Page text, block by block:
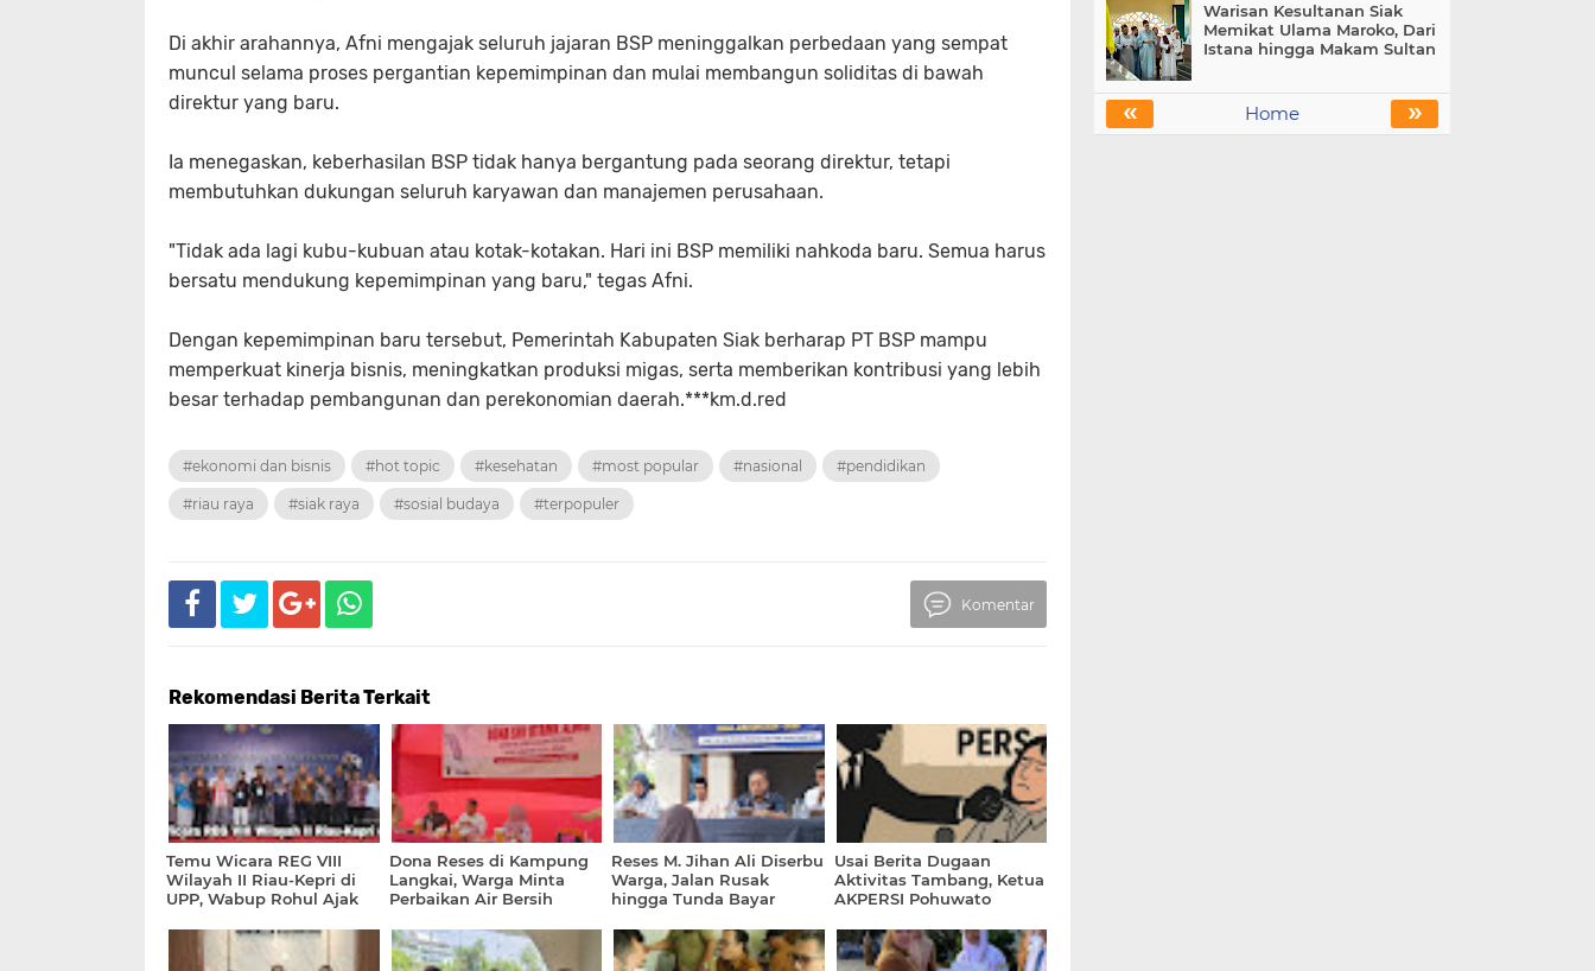
Di akhir arahannya, Afni mengajak seluruh jajaran BSP meninggalkan perbedaan yang sempat
muncul selama proses pergantian kepemimpinan dan mulai membangun soliditas di bawah
direktur yang baru.
Ia menegaskan, keberhasilan BSP tidak hanya bergantung pada seorang direktur, tetapi
membutuhkan dukungan seluruh karyawan dan manajemen perusahaan.
"Tidak ada lagi kubu-kubuan atau kotak-kotakan. Hari ini BSP memiliki nahkoda baru. Semua harus
bersatu mendukung kepemimpinan yang baru," tegas Afni.
Dengan kepemimpinan baru tersebut, Pemerintah Kabupaten Siak berharap PT BSP mampu
memperkuat kinerja bisnis, meningkatkan produksi migas, serta memberikan kontribusi yang lebih
besar terhadap pembangunan dan perekonomian daerah.***km.d.red
#ekonomi dan bisnis #hot topic #kesehatan #most popular #nasional #pendidikan
#riau raya #siak raya #sosial budaya #terpopuler
Komentar
Rekomendasi Berita Terkait
Temu Wicara REG VIII
Wilayah II Riau-Kepri di
UPP, Wabup Rohul Ajak
Berkolaborasi
Dona Reses di Kampung
Langkai, Warga Minta
Perbaikan Air Bersih
Petani Sawit
Reses M. Jihan Ali Diserbu
Warga, Jalan Rusak
hingga Tunda Bayar
Usai Berita Dugaan
Aktivitas Tambang, Ketua
AKPERSI Pohuwato
Ancaman via WhatsApp
Warisan Kesultanan Siak
Memikat Ulama Maroko, Dari
Istana hingga Makam Sultan
« »
Home